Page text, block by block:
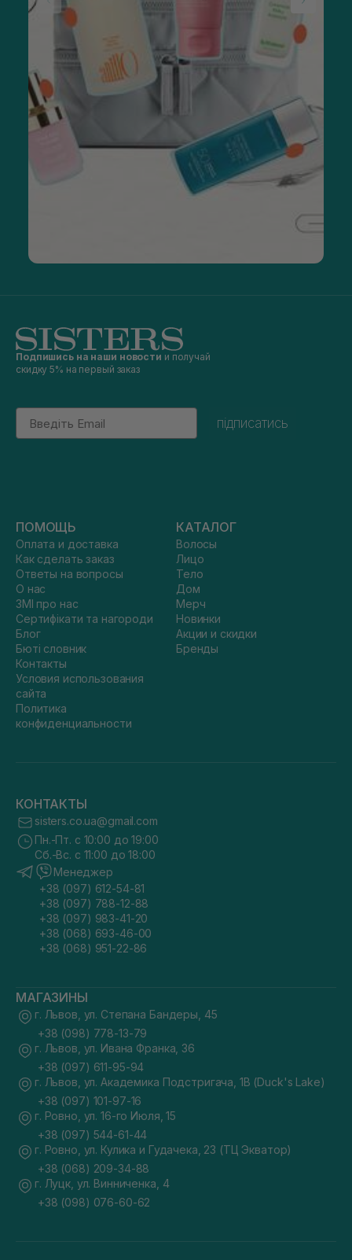
Подпишись на наши новости и получай
скидку 5% на первый заказ
Email
підписатись
ПОМОЩЬ
Оплата и доставка
Как сделать заказ
Ответы на вопросы
О нас
ЗМІ про нас
Сертифікати та нагороди
Блог
Бюті словник
Контакты
Условия использования
сайта
Политика
конфиденциальности
КАТАЛОГ
Волосы
Лицо
Тело
Дом
Мерч
Новинки
Акции и скидки
Бренды
КОНТАКТЫ
sisters.co.ua@gmail.com
Пн.-Пт. с 10:00 до 19:00
Сб.-Вс. с 11:00 до 18:00
Менеджер
+38 (097) 612-54-81
+38 (097) 788-12-88
+38 (097) 983-41-20
+38 (068) 693-46-00
+38 (068) 951-22-86
МАГАЗИНЫ
г. Львов, ул. Степана Бандеры, 45
+38 (098) 778-13-79
г. Львов, ул. Ивана Франка, 36
+38 (097) 611-95-94
г. Львов, ул. Академика Подстригача, 1В (Duck's Lake)
+38 (097) 101-97-16
г. Ровно, ул. 16-го Июля, 15
+38 (097) 544-61-44
г. Ровно, ул. Кулика и Гудачека, 23 (ТЦ Экватор)
+38 (068) 209-34-88
г. Луцк, ул. Винниченка, 4
+38 (098) 076-60-62